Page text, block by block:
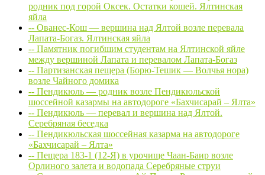
родник под горой Оксек. Остатки кошей. Ялтинская
яйла
-- Ованес-Кош — вершина над Ялтой возле перевала
Лапата-Богаз. Ялтинская яйла
-- Памятник погибшим студентам на Ялтинской яйле
между вершиной Лапата и перевалом Лапата-Богаз
-- Партизанская пещера (Борю-Тешик — Волчья нора)
возле Чайного домика
-- Пендикюль — родник возле Пендикюльской
шоссейной казармы на автодороге «Бахчисарай – Ялта»
-- Пендикюль — перевал и вершина над Ялтой.
Серебряная беседка
-- Пендикюльская шоссейная казарма на автодороге
«Бахчисарай – Ялта»
-- Пещера 183-1 (12-Я) в урочище Чаан-Баир возле
Орлиного залета и водопада Серебряные струи